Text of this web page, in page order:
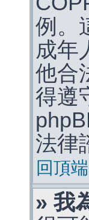
例。
成年
他合
得遵
法律
回頂端
» 我